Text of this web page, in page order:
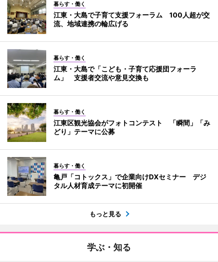
暮らす・働く
江東・大島で子育て支援フォーラム 100人超が交
流、地域連携の輪広げる
暮らす・働く
江東・大島で「こども・子育て応援団フォーラ
ム」 支援者交流や意見交換も
暮らす・働く
江東区観光協会がフォトコンテスト 「瞬間」「み
どり」テーマに公募
暮らす・働く
亀戸「コトックス」で企業向けDXセミナー デジ
タル人材育成テーマに初開催
もっと見る
学ぶ・知る